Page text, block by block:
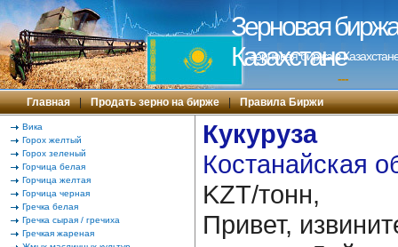
Зерновая
Казахстане
Зерновая биржа в
---
Главная | Продать зерно на бирже | Правила Биржи
Вика
Горох желтый
Горох зеленый
Горчица белая
Горчица желтая
Горчица черная
Гречка белая
Гречка сырая / гречиха
Гречкая жареная
Кукуруза
Костанайская
KZT/тонн,
Привет,